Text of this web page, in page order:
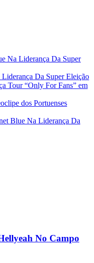
Na Liderança Da Super
Da Super Eleição
Tour “Only For Fans” em
dos Portuenses
Blue Na Liderança Da
No Campo